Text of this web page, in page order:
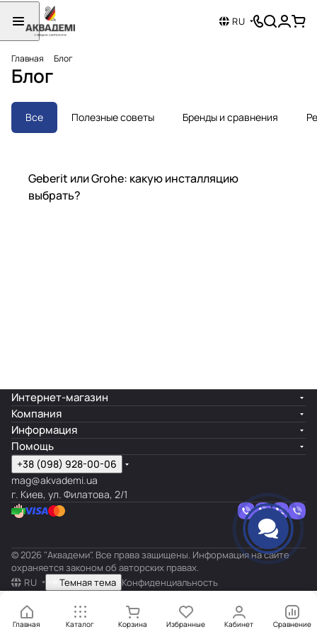
RU
Главная Блог
Блог
Все Полезные советы Бренды и сравнения
Бренды и сравнения
Geberit или Grohe: какую инсталляцию
выбрать?
Главная Каталог Корзина Избранные Кабинет Сравнение
Интернет-магазин
Компания
Информация
Помощь
+38 (098) 928-00-06
mag@akvademi.ua
г. Киев, ул. Филатова, 2/1
© 2026 "Аквадеми". Все права защищены. Информация на сайте
охраняется законом об авторских правах.
RU
Темная тема Конфиденциальность